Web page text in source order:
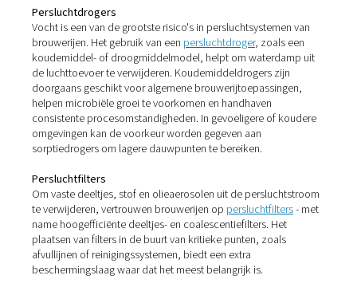
kleppen en sproeiers verstoppen, wat van invloed is
stroomsnelheden en de betrouwbaarheid van het
Als deze verontreinigingen onbehandeld blijven,
productkwaliteit aantasten, de houdbaarheid
leiden tot kostbare downtime of terugroepacties.
Waarom luchtbehandeling
essentieel is bij het brouwen
Het installeren van het juisteluchtbehandelingssysteem
enige manier om ervoor te zorgen dat de perslucht die
gebruikt schoon, droog en veilig is. Het gaat niet alleen